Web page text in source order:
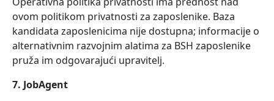
ovom politikom privatnosti za zaposlenike. Baza
kandidata zaposlenicima nije dostupna; informacije o
alternativnim razvojnim alatima za BSH zaposlenike
pruža im odgovarajući upravitelj.
7. JobAgent